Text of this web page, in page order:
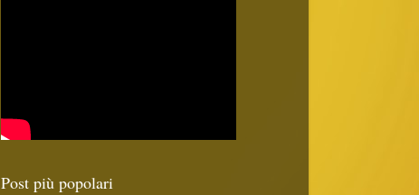
Post più popolari